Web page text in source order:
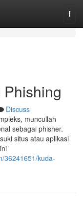
Discuss
muncullah
sebagai phisher.
situs atau aplikasi
36241651/kuda-